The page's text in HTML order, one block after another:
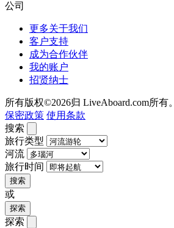
公司
更多关于我们
客户支持
成为合作伙伴
我的账户
招贤纳士
所有版权©2026归 LiveAboard.com所有。
保密政策 使用条款
搜索
旅行类型
河流
旅行时间
搜索
或
探索
探索